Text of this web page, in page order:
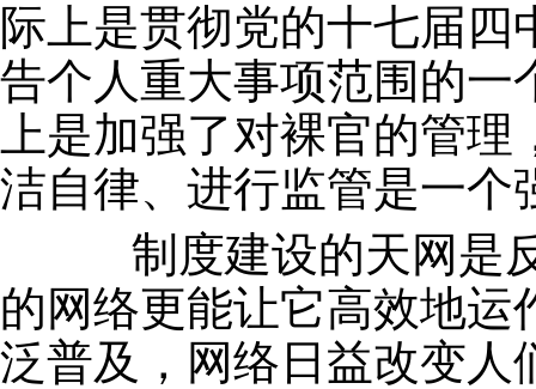
际上是贯彻党的十七届
告个人重大事项范围的一
上是加强了对裸官的管
洁自律、进行监管是一个
制度建设的天网是反
的网络更能让它高效地
泛普及，网络日益改变人